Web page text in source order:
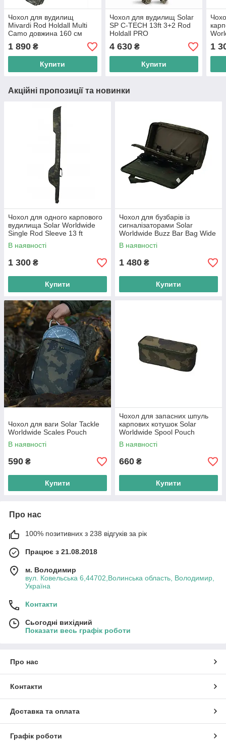
Чохол для вудилищ
Mivardi Rod Holdall Multi
Camo довжина 160 см
1 890 ₴
Купити
Чохол для вудилищ Solar
SP C-TECH 13ft 3+2 Rod
Holdall PRO
4 630₴
Купити
1
Акційні пропозиції та новинки
Чохол для одного карпового
вудилища Solar Worldwide
Single Rod Sleeve 13 ft
В наявності
1 300 ₴
Купити
Чохол для бузбарів із
сигналізаторами Solar
Worldwide Buzz Bar Bag Wide
В наявності
1 480 ₴
Купити
Чохол для ваги Solar Tackle
Worldwide Scales Pouch
В наявності
590 ₴
Купити
Чохол для запасних шпуль
карпових котушок Solar
Worldwide Spool Pouch
В наявності
660 ₴
Купити
Про нас
100% позитивних з 238 відгуків за рік
Працює з 21.08.2018
м. Володимир
вул. Ковельська 6,44702,Волинська область, Володимир,
Україна
Контакти
Сьогодні вихідний
Показати весь графік роботи
Про нас
Контакти
Доставка та оплата
Графік роботи